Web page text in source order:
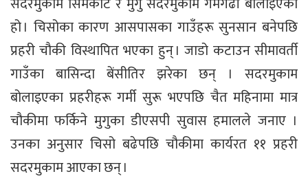
हो । चिसोका कारण आसपासका गाउँहरू सुनसान बनेपछि
प्रहरी चौकी विस्थापित भएका हुन् । जाडो कटाउन सीमावर्ती
गाउँका बासिन्दा बेंसीतिर झरेका छन् । सदरमुकाम
बोलाइएका प्रहरीहरू गर्मी सुरू भएपछि चैत महिनामा मात्र
चौकीमा फर्किने मुगुका डीएसपी सुवास हमालले जनाए ।
उनका अनुसार चिसो बढेपछि चौकीमा कार्यरत ११ प्रहरी
सदरमुकाम आएका छन् ।